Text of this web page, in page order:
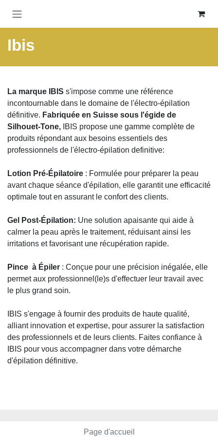
Ibis
La marque IBIS s'impose comme une référence
incontournable dans le domaine de l'électro-épilation
définitive. Fabriquée en Suisse sous l'égide de
Silhouet-Tone, IBIS propose une gamme complète de
produits répondant aux besoins essentiels des
professionnels de l'électro-épilation definitive:
Lotion Pré-Épilatoire : Formulée pour préparer la peau
avant chaque séance d'épilation, elle garantit une efficacité
optimale tout en assurant le confort des clients.
Gel Post-Épilation: Une solution apaisante qui aide à
calmer la peau après le traitement, réduisant ainsi les
irritations et favorisant une récupération rapide.
Pince à Épiler : Conçue pour une précision inégalée, elle
permet aux professionnel(le)s d'effectuer leur travail avec
le plus grand soin.
IBIS s'engage à fournir des produits de haute qualité,
alliant innovation et expertise, pour assurer la satisfaction
des professionnels et de leurs clients. Faites confiance à
IBIS pour vous accompagner dans votre démarche
d'épilation définitive.
Page d'accueil